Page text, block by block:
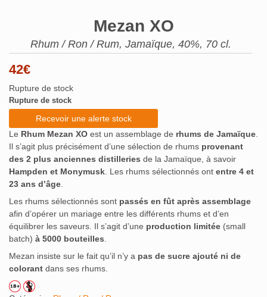
Mezan XO
Rhum / Ron / Rum, Jamaïque, 40%, 70 cl.
42€
Rupture de stock
Rupture de stock
Recevoir une alerte stock
Le Rhum Mezan XO est un assemblage de rhums de Jamaïque
Il s’agit plus précisément d’une sélection de rhums provenant
des 2 plus anciennes distilleries de la Jamaïque, à savoir
Hampden et Monymusk . Les rhums sélectionnés ont entre 4 et
23 ans d’âge
Les rhums sélectionnés sont passés en fût après assemblage
afin d’opérer un mariage entre les différents rhums et d’en
équilibrer les saveurs. Il s’agit d’une production limitée (small
batch) à 5000 bouteilles
Mezan insiste sur le fait qu’il n’y a pas de sucre ajouté ni de
colorant dans ses rhums.